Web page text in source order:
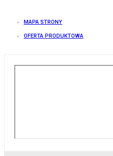
MAPA STRONY
OFERTA PRODUKTOWA